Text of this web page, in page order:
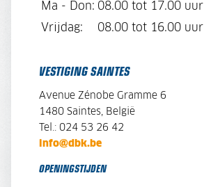
Ma - Don: 08.00 tot 17.00 uur
Vrijdag:
08.00 tot 16.00 uur
VESTIGING SAINTES
Avenue Zénobe Gramme 6
1480 Saintes, België
Tel.: 024 53 26 42
info@dbk.be
OPENINGSTIJDEN